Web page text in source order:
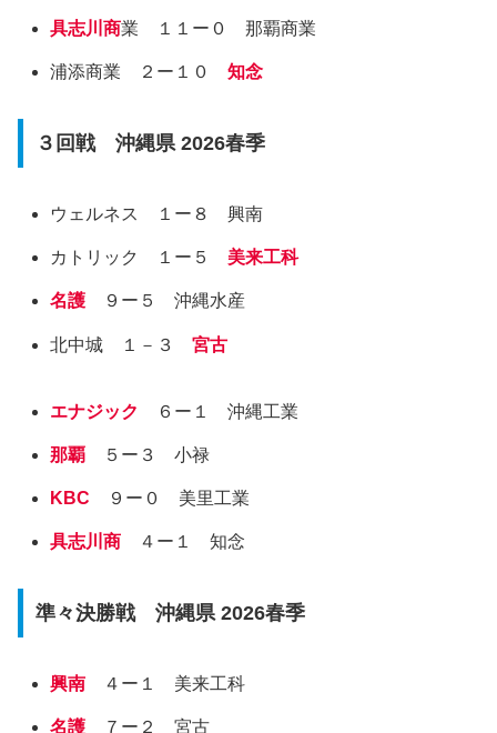
具志川商業 １１ー０ 那覇商業
浦添商業 ２ー１０知念
３回戦 沖縄県 2026春季
ウェルネス １ー８ 興南
カトリック １ー５ 美来工科
名護 ９ー５ 沖縄水産
北中城 １－３宮古
エナジック ６ー１ 沖縄工業
那覇 ５ー３ 小禄
KBC ９ー０ 美里工業
具志川商 ４ー１ 知念
準々決勝戦 沖縄県 2026春季
興南 ４ー１ 美来工科
名護 ７ー２ 宮古